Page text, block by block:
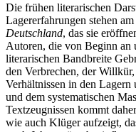
Die frühen literarischen
Lagererfahrungen stehen
Deutschland, das sie
Autoren, die von Beginn an
literarischen Bandbreite
den Verbrechen, der
Verhältnissen in den
und dem systematischen
Textzeugnissen kommt
wie auch Klüger aufzeigt,